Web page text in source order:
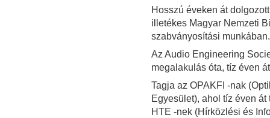
Hosszú éveken át
illetékes Magyar Nemzeti
szabványosítási munkában.
Az Audio Engineering
megalakulás óta, tíz éven
Tagja az OPAKFI -nak
Egyesület), ahol tíz éven
HTE -nek (Hírközlési és